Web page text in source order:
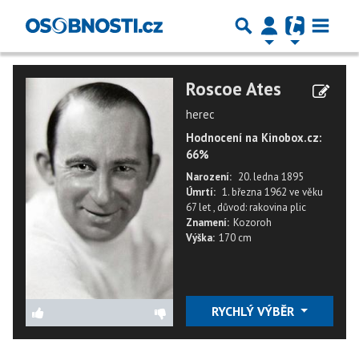
Roscoe Ates
herec
Hodnocení na Kinobox.cz:
66%
Narození: 20. ledna 1895
Úmrtí: 1. března 1962 ve věku
67 let, důvod: rakovina plic
Znamení: Kozoroh
Výška: 170 cm
RYCHLÝ VÝBĚR